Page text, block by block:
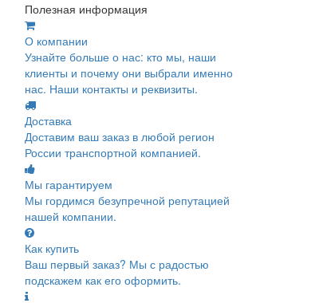
Полезная информация
О компании
Узнайте больше о нас: кто мы, наши
клиенты и почему они выбрали именно
нас. Наши контакты и реквизиты.
Доставка
Доставим ваш заказ в любой регион
России транспортной компанией.
Мы гарантируем
Мы гордимся безупречной репутацией
нашей компании.
Как купить
Ваш первый заказ? Мы с радостью
подскажем как его оформить.